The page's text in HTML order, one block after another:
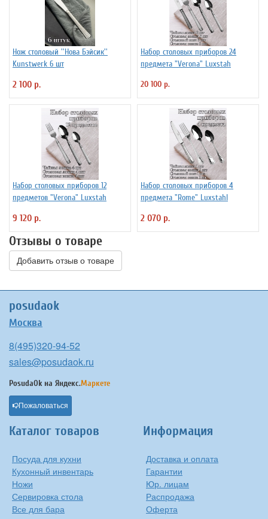
Нож столовый ''Нова Бэйсик''
Kunstwerk 6 шт
2 100 р.
Набор столовых приборов 24
предмета "Verona" Luxstah
20 100 р.
Набор столовых приборов 12
предметов "Verona" Luxstah
9 120 р.
Набор столовых приборов 4
предмета "Rome" Luxstahl
2 070 р.
Отзывы о товаре
Добавить отзыв о товаре
posudaok
Москва
8(495)320-94-52
sales@posudaok.ru
PosudaOk на Яндекс.Маркете
Пожаловаться
Каталог товаров
Посуда для кухни
Кухонный инвентарь
Ножи
Сервировка стола
Все для бара
Информация
Доставка и оплата
Гарантии
Юр. лицам
Распродажа
Оферта